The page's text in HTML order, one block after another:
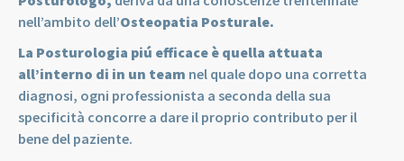
nell’ambito dell’Osteopatia Posturale.
La Posturologia piú efficace è quella attuata
all’interno di in un team nel quale dopo una corretta
diagnosi, ogni professionista a seconda della sua
specificità concorre a dare il proprio contributo per il
bene del paziente.